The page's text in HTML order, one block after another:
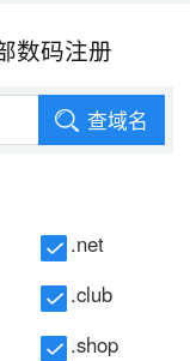
数码注册
查域名
.net
.club
.shop